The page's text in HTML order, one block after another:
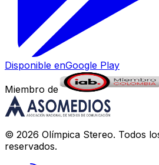
Disponible enGoogle Play
Miembro de
© 2026 Olímpica Stereo. Todos
reservados.